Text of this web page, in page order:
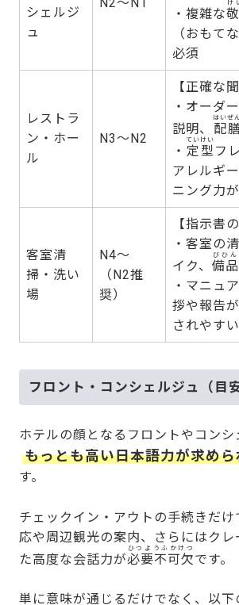
シェルジ
ュ
N2～N1
・複雑な
け
（おもて
必須
レストラ
ン・ホー
ル
N3～N2
【正確な
・オーダ
説明、
配
はいぜ
・ 定型
ていけい
フ
アレルギ
ニング力
客室清
掃・洗い
場
N4～
（N2推
奨）
【指示書
・客室の
イク、 備品
びひん
・マニュ
拶や報告
されやすい
フロント・コンシェルジュ（目
ホテルの顔となるフロントやコンシ
もっとも高い日本語力が求め
す。
チェックイン・アウトの手続きだけ
応や周辺観光の案内、さらにはクレ
た高度な会話力が必要不可欠
ひつようふかけつ
です。
単に意味が通じるだけでなく、以下